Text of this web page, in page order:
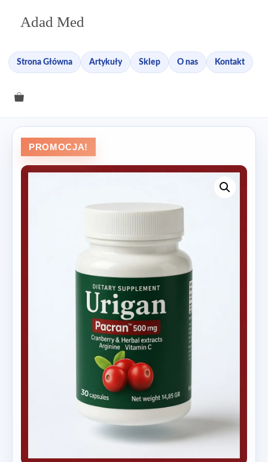
Adad Med
Strona Główna Artykuły Sklep O nas Kontakt
PROMOCJA!